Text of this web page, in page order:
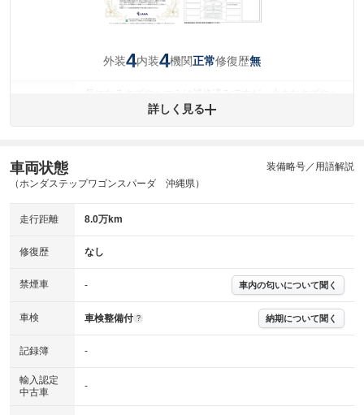
外装4内装4機関正常修復歴無
コミが残っています。
(内装状態)
機関 主要機関に不具合はありません。
修復歴 詳細は鑑定書をご確認ください。
※グー鑑定は保証サービスではございません。購入時は必ず現車をご確認
※実際にお渡しするコンディションチェックシートにつきましては、形式
※グー鑑定の評価はあくまでも記載している鑑定日の鑑定結果となりま
す。車両情報等の詳細は各販売店へお問い合わせ下さい。
詳しく見る
車両状態
（ホンダステップワゴンスパーダ 沖縄県）
装備略号／用語解説
走行距離 8.0万km
修復歴 なし
禁煙車 - 車内の匂いについて聞く
車検 車検整備付 ? 納期について聞く
記録簿 -
輸入認定
中古車
-